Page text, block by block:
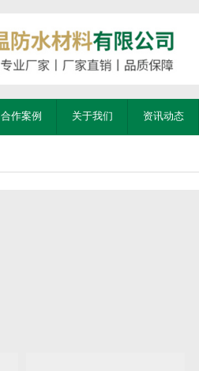
合作案例 关于我们 资讯动态